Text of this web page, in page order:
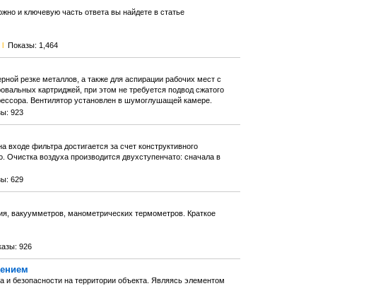
и ключевую часть ответа вы найдете в статье
l Показы: 1,464
резке металлов, а также для аспирации рабочих мест с
картриджей, при этом не требуется подвод сжатого
Вентилятор установлен в шумоглушащей камере.
923
фильтра достигается за счет конструктивного
воздуха производится двухступенчато: сначала в
629
вакуумметров, манометрических термометров. Краткое
926
безопасности на территории объекта. Являясь элементом